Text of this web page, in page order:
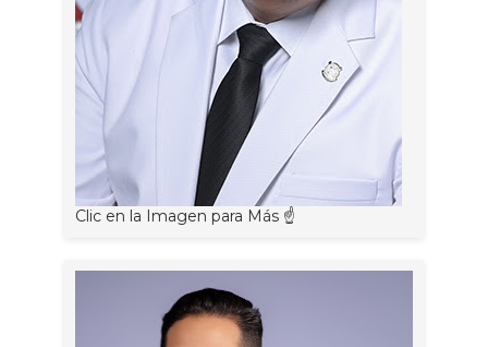
Clic en la Imagen para Más ☝